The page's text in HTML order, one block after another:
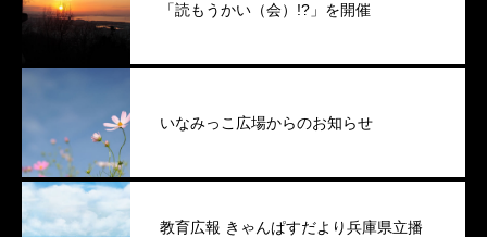
「読もうかい（会）!?」を開催
いなみっこ広場からのお知らせ
教育広報 きゃんぱすだより兵庫県立播